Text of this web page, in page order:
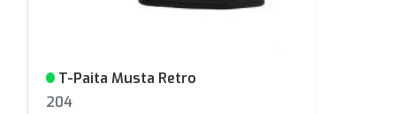
Varastossa
T-Paita Musta Retro
204